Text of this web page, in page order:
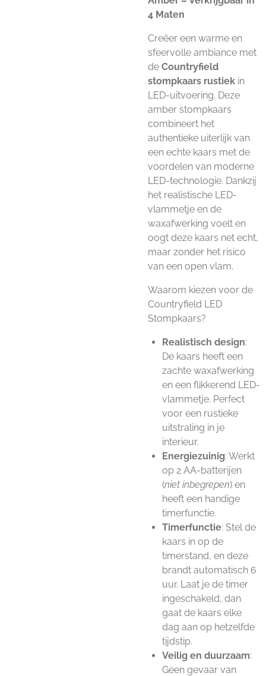
4 Maten
Creëer een warme en
sfeervolle ambiance met
de Countryfield
stompkaars rustiek in
LED-uitvoering. Deze
amber stompkaars
combineert het
authentieke uiterlijk van
een echte kaars met de
voordelen van moderne
LED-technologie. Dankzij
het realistische LED-
vlammetje en de
waxafwerking voelt en
oogt deze kaars net echt,
maar zonder het risico
van een open vlam.
Waarom kiezen voor de
Countryfield LED
Stompkaars?
Realistisch design:
De kaars heeft een
zachte waxafwerking
en een flikkerend LED-
vlammetje. Perfect
voor een rustieke
uitstraling in je
interieur.
Energiezuinig: Werkt
op 2 AA-batterijen
(niet inbegrepen) en
heeft een handige
timerfunctie.
Timerfunctie: Stel de
kaars in op de
timerstand, en deze
brandt automatisch 6
uur. Laat je de timer
ingeschakeld, dan
gaat de kaars elke
dag aan op hetzelfde
tijdstip.
Veilig en duurzaam:
Geen gevaar van